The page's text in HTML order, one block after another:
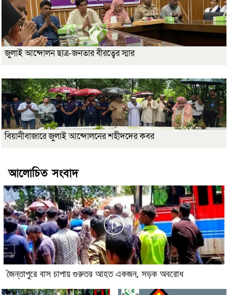
জুলাই আন্দোলন ছাত্র-জনতার বীরত্বের স্মার
বিয়ানীবাজারে জুলাই আন্দোলনের শহীদদের কবর
আলোচিত সংবাদ
জৈন্তাপুরে বাস চাপায় গুরুতর আহত একজন, সড়ক অবরোধ